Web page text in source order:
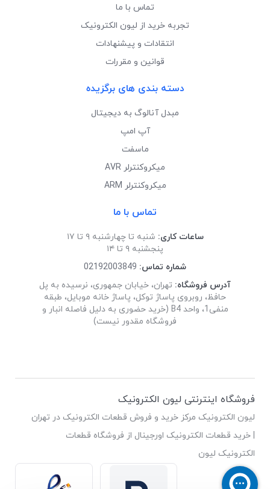
تماس با ما
تجربه خرید از لیون الکترونیک
انتقادات و پیشنهادات
قوانین و مقررات
دسته بندی های برگزیده
مبدل آنالوگ به دیجیتال
آپ امپ
ماسفت
میکروکنترلر AVR
میکروکنترلر ARM
تماس با ما
ساعات کاری: شنبه تا چهارشنبه ۹ تا ۱۷
پنجشنبه ۹ تا ۱۴
شماره تماس: 02192003849
آدرس فروشگاه: تهران، خیابان جمهوری، نرسیده به پل
حافظ، روبروی پاساژ توکل، پاساژ خانه موبایل، طبقه
منفی1، واحد B4 (خرید حضوری به دلیل فاصله انبار و
فروشگاه مقدور نیست)
فروشگاه اینترنتی لیون الکترونیک
لیون الکترونیک مرکز خرید و فروش قطعات الکترونیک در تهران
| خرید قطعات الکترونیک اورجینال از فروشگاه قطعات
الکترونیک لیون